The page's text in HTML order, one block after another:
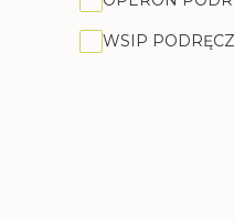
WSIP